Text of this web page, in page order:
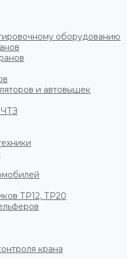
оборудованию
и автовышек
ЧТЗ
ТР12, ТР20
крана